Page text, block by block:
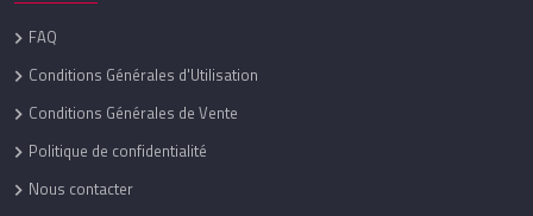
FAQ
Conditions Générales d'Utilisation
Conditions Générales de Vente
Politique de confidentialité
Nous contacter